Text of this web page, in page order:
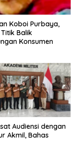
Koboi Purbaya,
Balik
Konsumen
Audiensi dengan
Akmil, Bahas